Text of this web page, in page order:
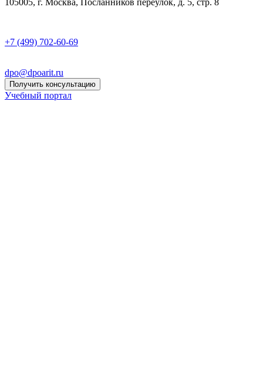
+7 (499) 702-60-69
dpo@dpoarit.ru
Получить консультацию
Учебный портал